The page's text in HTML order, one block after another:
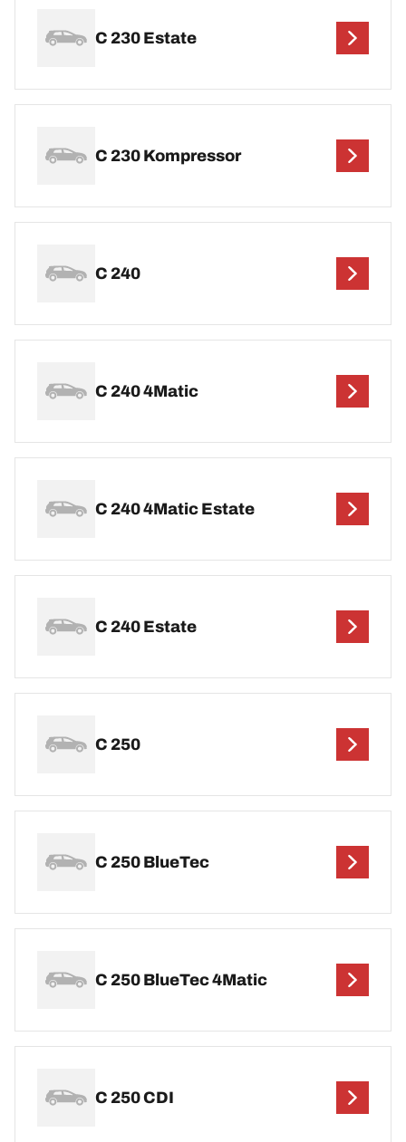
C 230 Estate
C 230 Kompressor
C 240
C 240 4Matic
C 240 4Matic Estate
C 240 Estate
C 250
C 250 BlueTec
C 250 BlueTec 4Matic
C 250 CDI